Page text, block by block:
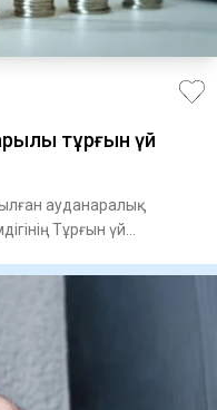
тұрғын үй
ауданаралық
Тұрғын үй